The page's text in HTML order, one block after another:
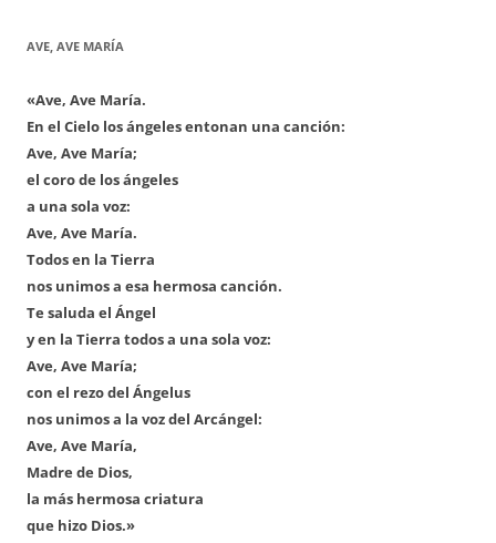
AVE, AVE MARÍA
«Ave, Ave María.
En el Cielo los ángeles entonan una canción:
Ave, Ave María;
el coro de los ángeles
a una sola voz:
Ave, Ave María.
Todos en la Tierra
nos unimos a esa hermosa canción.
Te saluda el Ángel
y en la Tierra todos a una sola voz:
Ave, Ave María;
con el rezo del Ángelus
nos unimos a la voz del Arcángel:
Ave, Ave María,
Madre de Dios,
la más hermosa criatura
que hizo Dios.»